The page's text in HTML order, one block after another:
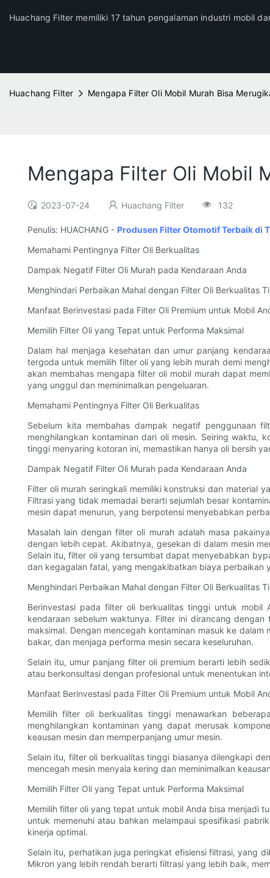
Huachang Filter memiliki 17 tahun pengalaman industri mobil
Huachang Filter Mengapa Filter Oli Mobil Murah Bisa
Mengapa Filter Oli Mobil
2023-07-24 Huachang Filter 132
Penulis: HUACHANG - Produsen Filter Otomotif Terbaik di
Memahami Pentingnya Filter Oli Berkualitas
Dampak Negatif Filter Oli Murah pada Kendaraan Anda
Menghindari Perbaikan Mahal dengan Filter Oli Berkualitas
Manfaat Berinvestasi pada Filter Oli Premium untuk Mobil
Memilih Filter Oli yang Tepat untuk Performa Maksimal
Dalam hal menjaga kesehatan dan umur panjang
tergoda untuk memilih filter oli yang lebih murah demi
akan membahas mengapa filter oli mobil murah dapat
yang unggul dan meminimalkan pengeluaran.
Memahami Pentingnya Filter Oli Berkualitas
Sebelum kita membahas dampak negatif penggunaan
menghilangkan kontaminan dari oli mesin. Seiring waktu,
tinggi menyaring kotoran ini, memastikan hanya oli bersih
Dampak Negatif Filter Oli Murah pada Kendaraan Anda
Filter oli murah seringkali memiliki konstruksi dan material
Filtrasi yang tidak memadai berarti sejumlah besar
mesin dapat menurun, yang berpotensi menyebabkan
Masalah lain dengan filter oli murah adalah masa
dengan lebih cepat. Akibatnya, gesekan di dalam mesin
Selain itu, filter oli yang tersumbat dapat menyebabkan
dan kegagalan fatal, yang mengakibatkan biaya perbaikan
Menghindari Perbaikan Mahal dengan Filter Oli Berkualitas
Berinvestasi pada filter oli berkualitas tinggi untuk mobil
kendaraan sebelum waktunya. Filter ini dirancang
maksimal. Dengan mencegah kontaminan masuk ke
bakar, dan menjaga performa mesin secara keseluruhan.
Selain itu, umur panjang filter oli premium berarti lebih
atau berkonsultasi dengan profesional untuk menentukan
Manfaat Berinvestasi pada Filter Oli Premium untuk Mobil
Memilih filter oli berkualitas tinggi menawarkan
menghilangkan kontaminan yang dapat merusak
keausan mesin dan memperpanjang umur mesin.
Selain itu, filter oli berkualitas tinggi biasanya dilengkapi
mencegah mesin menyala kering dan meminimalkan
Memilih Filter Oli yang Tepat untuk Performa Maksimal
Memilih filter oli yang tepat untuk mobil Anda bisa menjadi
untuk memenuhi atau bahkan melampaui spesifikasi
kinerja optimal.
Selain itu, perhatikan juga peringkat efisiensi filtrasi, yang
Mikron yang lebih rendah berarti filtrasi yang lebih baik,